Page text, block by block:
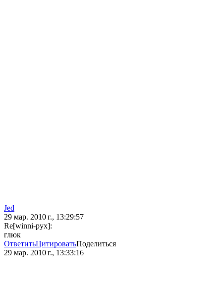
Jed
29 мар. 2010 г., 13:29:57
Re[winni-pyx]:
глюк
ОтветитьЦитироватьПоделиться
29 мар. 2010 г., 13:33:16